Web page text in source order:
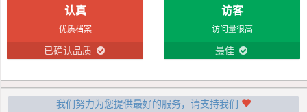
认真
优质档案
已确认品质
访客
访问量很高
最佳
我们努力为您提供最好的服务，请支持我们